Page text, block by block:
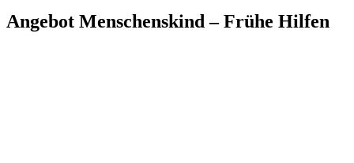
Angebot Menschenskind – Frühe Hilfen